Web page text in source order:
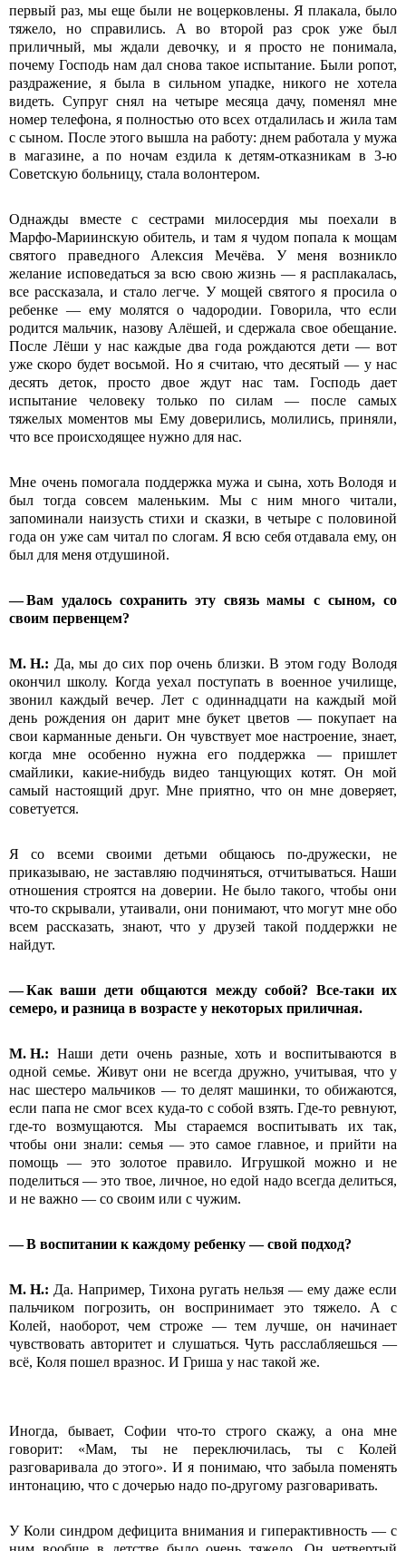
первый раз, мы еще были не воцерковлены. Я плакала, было
тяжело, но справились. А во второй раз срок уже был
приличный, мы ждали девочку, и я просто не понимала,
почему Господь нам дал снова такое испытание. Были ропот,
раздражение, я была в сильном упадке, никого не хотела
видеть. Супруг снял на четыре месяца дачу, поменял мне
номер телефона, я полностью ото всех отдалилась и жила там
с сыном. После этого вышла на работу: днем работала у мужа
в магазине, а по ночам ездила к детям-отказникам в 3-ю
Советскую больницу, стала волонтером.
Однажды вместе с сестрами милосердия мы поехали в
Марфо-Мариинскую обитель, и там я чудом попала к мощам
святого праведного Алексия Мечёва. У меня возникло
желание исповедаться за всю свою жизнь — я расплакалась,
все рассказала, и стало легче. У мощей святого я просила о
ребенке — ему молятся о чадородии. Говорила, что если
родится мальчик, назову Алёшей, и сдержала свое обещание.
После Лёши у нас каждые два года рождаются дети — вот
уже скоро будет восьмой. Но я считаю, что десятый — у нас
десять деток, просто двое ждут нас там. Господь дает
испытание человеку только по силам — после самых
тяжелых моментов мы Ему доверились, молились, приняли,
что все происходящее нужно для нас.
Мне очень помогала поддержка мужа и сына, хоть Володя и
был тогда совсем маленьким. Мы с ним много читали,
запоминали наизусть стихи и сказки, в четыре с половиной
года он уже сам читал по слогам. Я всю себя отдавала ему, он
был для меня отдушиной.
— Вам удалось сохранить эту связь мамы с сыном, со
своим первенцем?
М. Н.: Да, мы до сих пор очень близки. В этом году Володя
окончил школу. Когда уехал поступать в военное училище,
звонил каждый вечер. Лет с одиннадцати на каждый мой
день рождения он дарит мне букет цветов — покупает на
свои карманные деньги. Он чувствует мое настроение, знает,
когда мне особенно нужна его поддержка — пришлет
смайлики, какие-нибудь видео танцующих котят. Он мой
самый настоящий друг. Мне приятно, что он мне доверяет,
советуется.
Я со всеми своими детьми общаюсь по-дружески, не
приказываю, не заставляю подчиняться, отчитываться. Наши
отношения строятся на доверии. Не было такого, чтобы они
что-то скрывали, утаивали, они понимают, что могут мне обо
всем рассказать, знают, что у друзей такой поддержки не
найдут.
— Как ваши дети общаются между собой? Все-таки их
семеро, и разница в возрасте у некоторых приличная.
М. Н.: Наши дети очень разные, хоть и воспитываются в
одной семье. Живут они не всегда дружно, учитывая, что у
нас шестеро мальчиков — то делят машинки, то обижаются,
если папа не смог всех куда-то с собой взять. Где-то ревнуют,
где-то возмущаются. Мы стараемся воспитывать их так,
чтобы они знали: семья — это самое главное, и прийти на
помощь — это золотое правило. Игрушкой можно и не
поделиться — это твое, личное, но едой надо всегда делиться,
и не важно — со своим или с чужим.
— В воспитании к каждому ребенку — свой подход?
М. Н.: Да. Например, Тихона ругать нельзя — ему даже если
пальчиком погрозить, он воспринимает это тяжело. А с
Колей, наоборот, чем строже — тем лучше, он начинает
чувствовать авторитет и слушаться. Чуть расслабляешься —
всё, Коля пошел вразнос. И Гриша у нас такой же.
Иногда, бывает, Софии что-то строго скажу, а она мне
говорит: «Мам, ты не переключилась, ты с Колей
разговаривала до этого». И я понимаю, что забыла поменять
интонацию, что с дочерью надо по-другому разговаривать.
У Коли синдром дефицита внимания и гиперактивность — с